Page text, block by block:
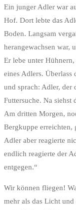
Ein junger Adler war
Hof. Dort lebte das
Boden. Langsam
herangewachsen war,
Er lebe unter
eines Adlers.
und sprach: Adler, der
Futtersuche. Na siehst
Am dritten Morgen,
Bergkuppe erreichten,
Adler aber reagierte
endlich reagierte der
entgegen.“
Wir können fliegen!
mehr als das Licht